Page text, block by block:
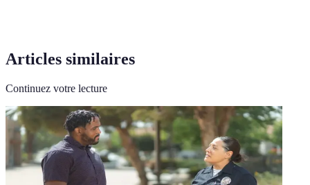
Articles similaires
Continuez votre lecture